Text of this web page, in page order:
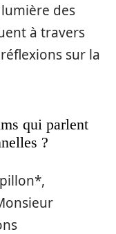
des
à travers
sur la
qui parlent
?